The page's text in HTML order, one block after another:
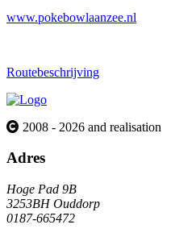
www.pokebowlaanzee.nl
Routebeschrijving
2008 - 2026 and realisation
Adres
Hoge Pad 9B
3253BH Ouddorp
0187-665472